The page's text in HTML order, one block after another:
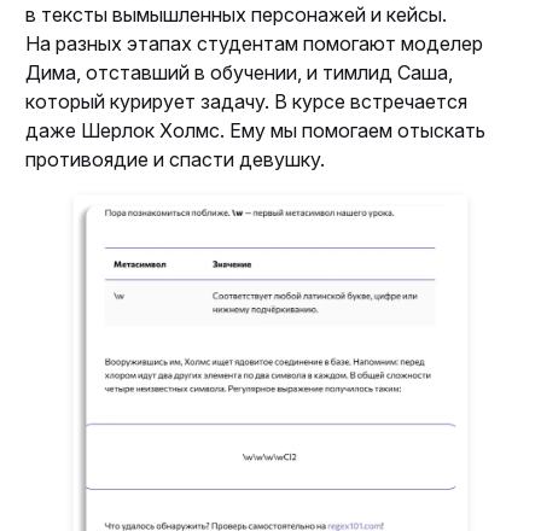
в тексты вымышленных персонажей и кейсы.
На разных этапах студентам помогают моделер
Дима, отставший в обучении, и тимлид Саша,
который курирует задачу. В курсе встречается
даже Шерлок Холмс. Ему мы помогаем отыскать
противоядие и спасти девушку.